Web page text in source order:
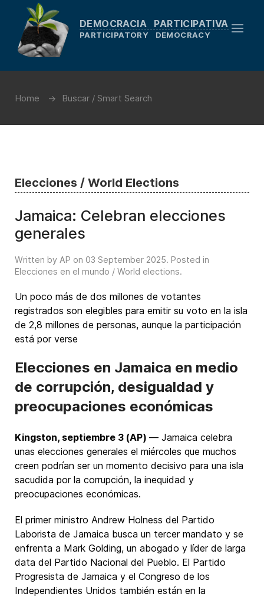
DEMOCRACIA PARTICIPATIVA
PARTICIPATORY DEMOCRACY
Home Buscar / Smart Search
Elecciones / World Elections
Jamaica: Celebran elecciones
generales
Written by AP on 03 September 2025. Posted in
Elecciones en el mundo / World elections.
Un poco más de dos millones de votantes
registrados son elegibles para emitir su voto en la isla
de 2,8 millones de personas, aunque la participación
está por verse
Elecciones en Jamaica en medio
de corrupción, desigualdad y
preocupaciones económicas
Kingston, septiembre 3 (AP) — Jamaica celebra
unas elecciones generales el miércoles que muchos
creen podrían ser un momento decisivo para una isla
sacudida por la corrupción, la inequidad y
preocupaciones económicas.
El primer ministro Andrew Holness del Partido
Laborista de Jamaica busca un tercer mandato y se
enfrenta a Mark Golding, un abogado y líder de larga
data del Partido Nacional del Pueblo. El Partido
Progresista de Jamaica y el Congreso de los
Independientes Unidos también están en la